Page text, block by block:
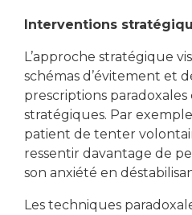
Interventions
L’approche stratégique
schémas d’évitement et
prescriptions paradoxales
stratégiques. Par
patient de tenter
ressentir davantage de
son anxiété en
Les techniques